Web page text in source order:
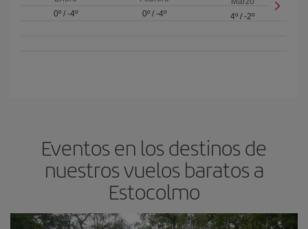
0º/ -4º
0º/ -4º
4º /-2º
Eventos en los destinos de
nuestros vuelos baratos a
Estocolmo